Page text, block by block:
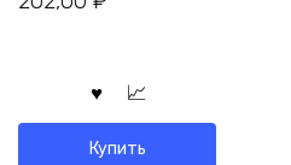
Купить